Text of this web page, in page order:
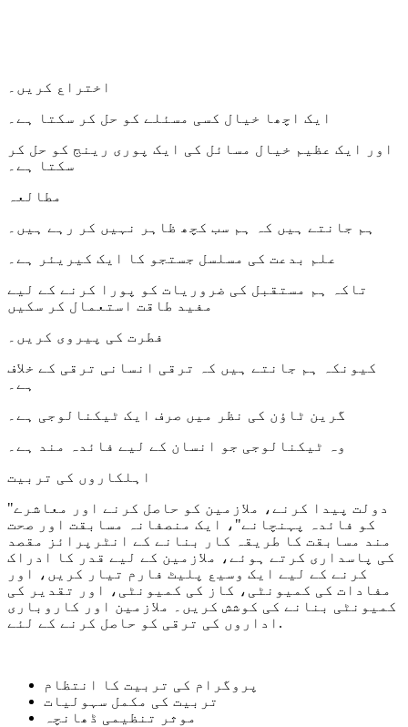
اختراع کریں۔
ایک اچھا خیال کسی مسئلے کو حل کر سکتا ہے۔
اور ایک عظیم خیال مسائل کی ایک پوری رینج کو حل کر
سکتا ہے۔
مطالعہ
ہم جانتے ہیں کہ ہم سب کچھ ظاہر نہیں کر رہے ہیں۔
علم بدعت کی مسلسل جستجو کا ایک کیریئر ہے۔
تاکہ ہم مستقبل کی ضروریات کو پورا کرنے کے لیے
مفید طاقت استعمال کر سکیں
فطرت کی پیروی کریں۔
کیونکہ ہم جانتے ہیں کہ ترقی انسانی ترقی کے خلاف
ہے۔
گرین ٹاؤن کی نظر میں صرف ایک ٹیکنالوجی ہے۔
وہ ٹیکنالوجی جو انسان کے لیے فائدہ مند ہے۔
اہلکاروں کی تربیت
"دولت پیدا کرنے، ملازمین کو حاصل کرنے اور معاشرے
کو فائدہ پہنچانے"، ایک منصفانہ مسابقت اور صحت
مند مسابقت کا طریقہ کار بنانے کے انٹرپرائز مقصد
کی پاسداری کرتے ہوئے، ملازمین کے لیے قدر کا ادراک
کرنے کے لیے ایک وسیع پلیٹ فارم تیار کریں، اور
مفادات کی کمیونٹی، کاز کی کمیونٹی، اور تقدیر کی
کمیونٹی بنانے کی کوشش کریں۔ ملازمین اور کاروباری
اداروں کی ترقی کو حاصل کرنے کے لئے.
پروگرام کی تربیت کا انتظام
تربیت کی مکمل سہولیات
موثر تنظیمی ڈھانچہ